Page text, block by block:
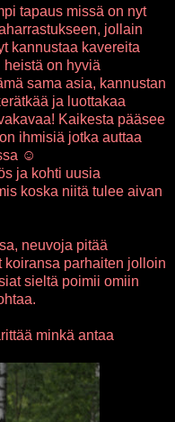
tapaus missä on nyt
jollain
kannustaa kavereita
on hyviä
sama asia, kannustan
ja luottakaa
Kaikesta pääsee
ihmisiä jotka auttaa
☺
ja kohti uusia
koska niitä tulee aivan
neuvoja pitää
koiransa parhaiten jolloin
sieltä poimii omiin
minkä antaa